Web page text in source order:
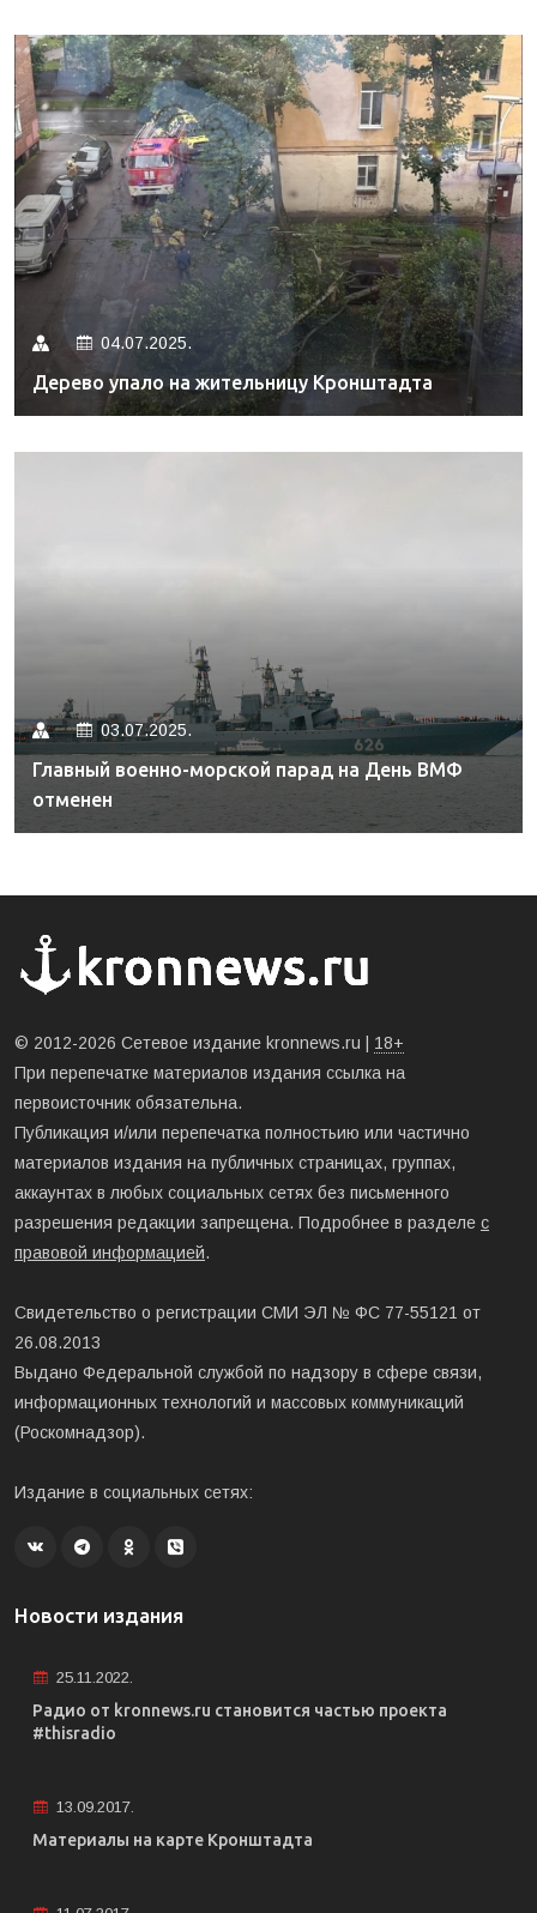
04.07.2025.
Дерево упало на жительницу Кронштадта
03.07.2025.
Главный военно-морской парад на День ВМФ
отменен
© 2012-2026 Сетевое издание kronnews.ru | 18+
При перепечатке материалов издания ссылка на
первоисточник обязательна.
Публикация и/или перепечатка полностьию или частично
материалов издания на публичных страницах, группах,
аккаунтах в любых социальных сетях без письменного
разрешения редакции запрещена. Подробнее в разделе с
правовой информацией.
Свидетельство о регистрации СМИ ЭЛ № ФС 77-55121 от
26.08.2013
Выдано Федеральной службой по надзору в сфере связи,
информационных технологий и массовых коммуникаций
(Роскомнадзор).
Издание в социальных сетях:
Новости издания
25.11.2022.
Радио от kronnews.ru становится частью проекта
#thisradio
13.09.2017.
Материалы на карте Кронштадта